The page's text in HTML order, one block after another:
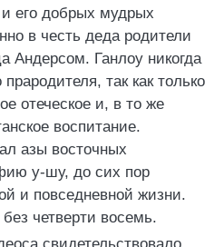
его добрых мудрых
в честь деда родители
Андерсом. Ганлоу никогда
так как только
отеческое и, в то же
воспитание.
азы восточных
у-шу, до сих пор
и повседневной жизни.
четверти восемь.